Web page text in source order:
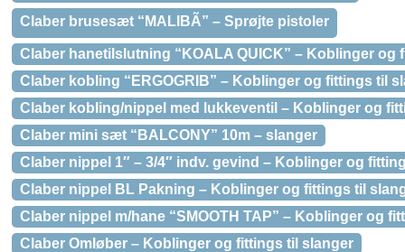
Claber brusesæt “MALIBÃ” – Sprøjte pistoler
Claber hanetilslutning “KOALA QUICK” – Koblinger og
Claber kobling “ERGOGRIB” – Koblinger og fittings til
Claber kobling/nippel med lukkeventil – Koblinger og
Claber mini sæt “BALCONY” 10m – slanger
Claber nippel 1″ – 3/4″ indv. gevind – Koblinger og
Claber nippel BL Pakning – Koblinger og fittings til
Claber nippel m/hane “SMOOTH TAP” – Koblinger og
Claber Omløber – Koblinger og fittings til slanger